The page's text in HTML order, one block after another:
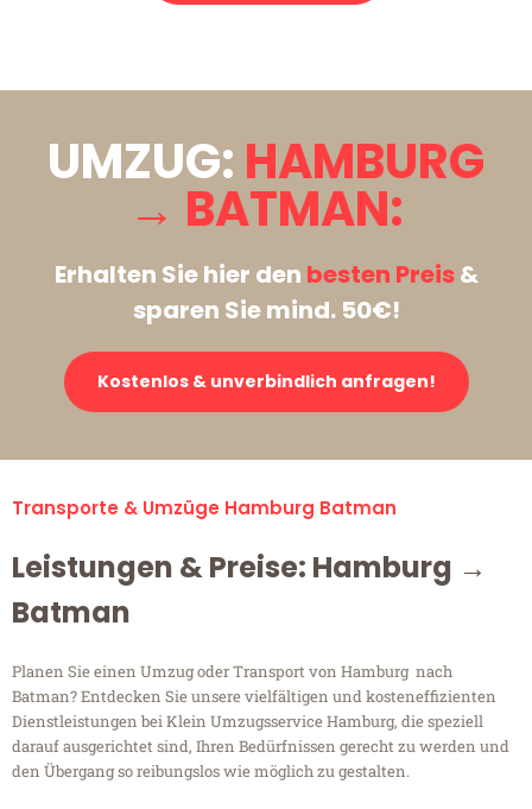
UMZUG: HAMBURG
→ BATMAN:
Erhalten Sie hier den besten Preis&
sparen Sie mind. 50€!
Kostenlos & unverbindlich anfragen!
Transporte & Umzüge Hamburg Batman
Leistungen & Preise: Hamburg →
Batman
Planen Sie einen Umzug oder Transport von Hamburg nach
Batman? Entdecken Sie unsere vielfältigen und kosteneffizienten
Dienstleistungen bei Klein Umzugsservice Hamburg, die speziell
darauf ausgerichtet sind, Ihren Bedürfnissen gerecht zu werden und
den Übergang so reibungslos wie möglich zu gestalten.